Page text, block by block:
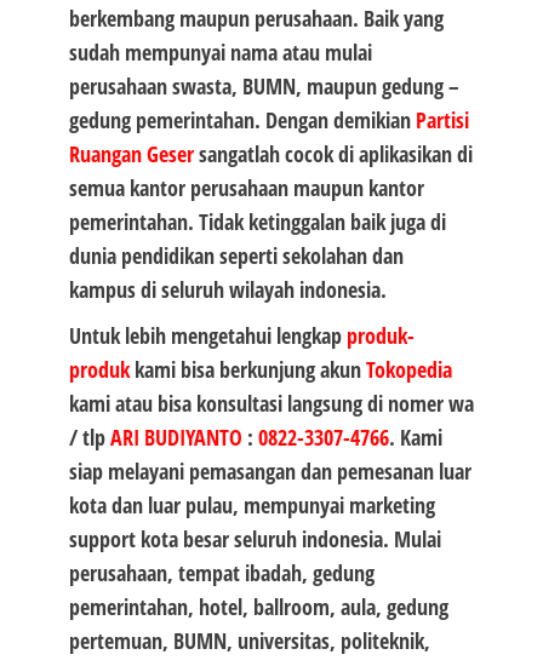
berkembang maupun perusahaan. Baik yang
sudah mempunyai nama atau mulai
perusahaan swasta, BUMN, maupun gedung –
gedung pemerintahan. Dengan demikian Partisi
Ruangan Gesersangatlah cocok di aplikasikan di
semua kantor perusahaan maupun kantor
pemerintahan. Tidak ketinggalan baik juga di
dunia pendidikan seperti sekolahan dan
kampus di seluruh wilayah indonesia.
Untuk lebih mengetahui lengkap produk-
produkkami bisa berkunjung akunTokopedia
kami atau bisa konsultasi langsung di nomer wa
/ tlpARI BUDIYANTO : 0822-3307-4766. Kami
siap melayani pemasangan dan pemesanan luar
kota dan luar pulau, mempunyai marketing
support kota besar seluruh indonesia. Mulai
perusahaan, tempat ibadah, gedung
pemerintahan, hotel, ballroom, aula, gedung
pertemuan, BUMN, universitas, politeknik,